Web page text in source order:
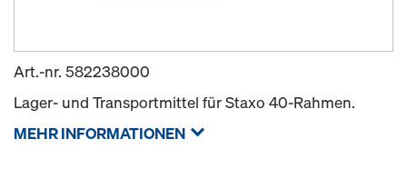
Art.-nr. 582238000
Lager- und Transportmittel für Staxo 40-Rahmen.
MEHR INFORMATIONEN